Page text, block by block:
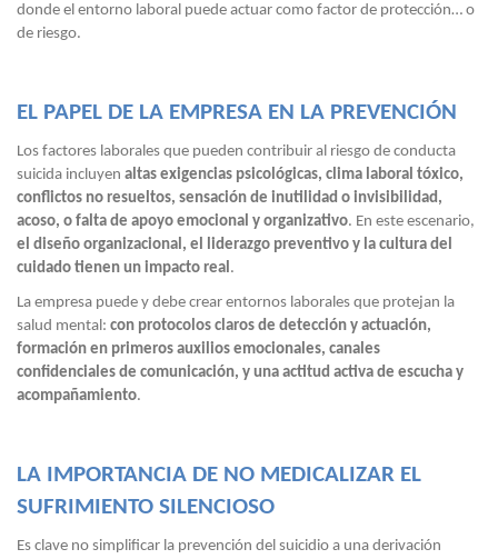
donde el entorno laboral puede actuar como factor de protección… o
de riesgo.
EL PAPEL DE LA EMPRESA EN LA PREVENCIÓN
Los factores laborales que pueden contribuir al riesgo de conducta
suicida incluyen altas exigencias psicológicas, clima laboral tóxico,
conflictos no resueltos, sensación de inutilidad o invisibilidad,
acoso, o falta de apoyo emocional y organizativo. En este escenario,
el diseño organizacional, el liderazgo preventivo y la cultura del
cuidado tienen un impacto real .
La empresa puede y debe crear entornos laborales que protejan la
salud mental: con protocolos claros de detección y actuación,
formación en primeros auxilios emocionales, canales
confidenciales de comunicación, y una actitud activa de escucha y
acompañamiento.
LA IMPORTANCIA DE NO MEDICALIZAR EL
SUFRIMIENTO SILENCIOSO
Es clave no simplificar la prevención del suicidio a una derivación